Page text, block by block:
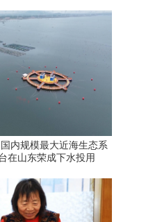
内规模最大近海生态系
在山东荣成下水投用